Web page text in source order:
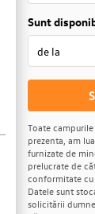
Sunt
Toate
prezenta, am
furnizate de
prelucrate de
conformitate cu
Datele sunt
solicitării